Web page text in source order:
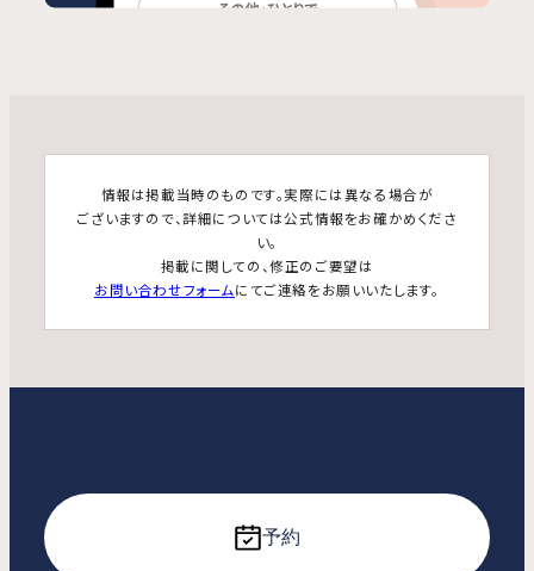
情報は掲載当時のものです。実際には異なる場合が
ございますので、詳細については公式情報をお確かめくださ
い。
掲載に関しての、修正のご要望は
お問い合わせフォームにてご連絡をお願いいたします。
予約